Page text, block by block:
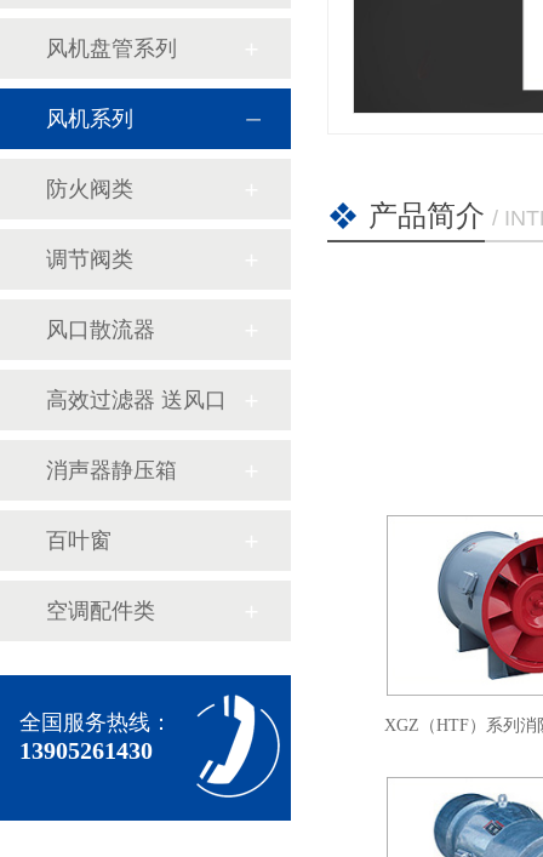
风机盘管系列
风机系列
防火阀类
调节阀类
风口散流器
高效过滤器 送风口
消声器静压箱
百叶窗
空调配件类
全国服务热线：
13905261430
产品简介 /
XGZ（HTF）系列消